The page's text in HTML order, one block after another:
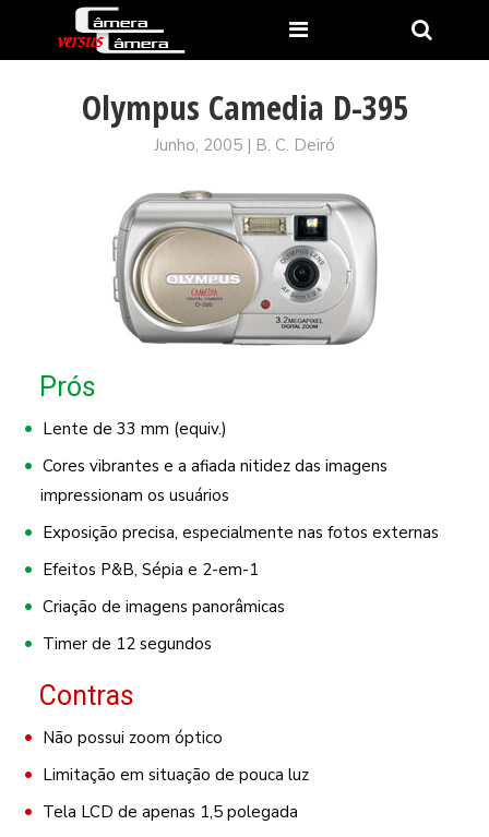
Olympus Camedia D-395
Junho, 2005 | B. C. Deiró
Prós
Lente de 33 mm (equiv.)
Cores vibrantes e a afiada nitidez das imagens
impressionam os usuários
Exposição precisa, especialmente nas fotos externas
Efeitos P&B, Sépia e 2-em-1
Criação de imagens panorâmicas
Timer de 12 segundos
Contras
Não possui zoom óptico
Limitação em situação de pouca luz
Tela LCD de apenas 1,5 polegada